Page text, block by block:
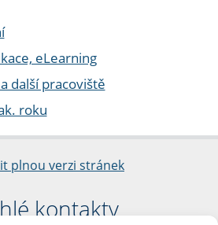
eLearning
další pracoviště
roku
plnou verzi stránek
kontakty